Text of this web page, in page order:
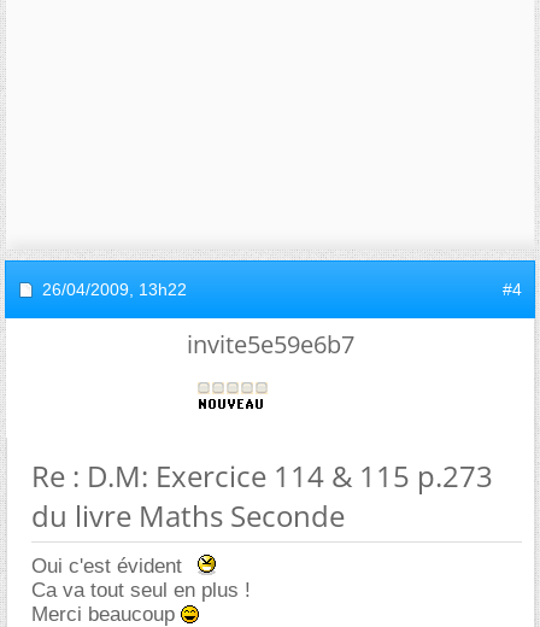
26/04/2009, 13h22 #4
invite5e59e6b7
Re : D.M: Exercice 114 & 115 p.273
du livre Maths Seconde
Oui c'est évident
Ca va tout seul en plus !
Merci beaucoup